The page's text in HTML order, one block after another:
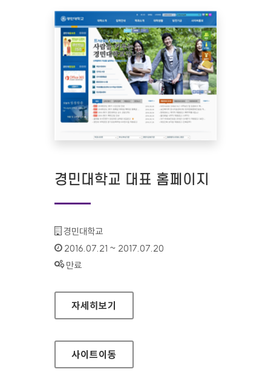
경민대학교 대표 홈페이지
기관명 :
경민대학교
인증기간 :
2016.07.21 ~ 2017.07.20
상태 :
만료
경민대학교 대표 홈페이지
자세히보기
사이트이동